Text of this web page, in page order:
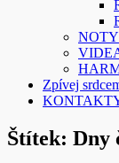
NOTY
Zpívej
Štítek: Dny